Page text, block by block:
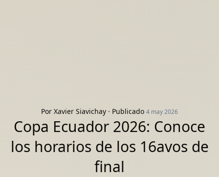
Por Xavier Siavichay · Publicado 4 may 2026
Copa Ecuador 2026: Conoce
los horarios de los 16avos de
final